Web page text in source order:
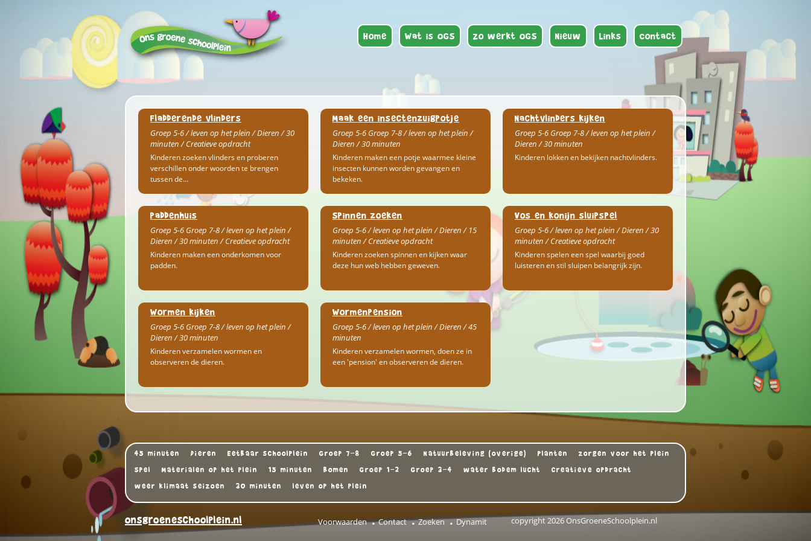
Home Wat is OGS Zo werkt OGS Nieuw Links Contact
Fladderende vlinders
Groep 5-6 / leven op het plein / Dieren / 30
minuten / Creatieve opdracht
Kinderen zoeken vlinders en proberen
verschillen onder woorden te brengen
tussen de…
Maak een insectenzuigpotje
Groep 5-6 Groep 7-8 / leven op het plein /
Dieren / 30 minuten
Kinderen maken een potje waarmee kleine
insecten kunnen worden gevangen en
bekeken.
Nachtvlinders kijken
Groep 5-6 Groep 7-8 / leven op het plein /
Dieren / 30 minuten
Kinderen lokken en bekijken nachtvlinders.
paddenhuis
Groep 5-6 Groep 7-8 / leven op het plein /
Dieren / 30 minuten / Creatieve opdracht
Kinderen maken een onderkomen voor
padden.
Spinnen zoeken
Groep 5-6 / leven op het plein / Dieren / 15
minuten / Creatieve opdracht
Kinderen zoeken spinnen en kijken waar
deze hun web hebben geweven.
Vos en konijn sluipspel
Groep 5-6 / leven op het plein / Dieren / 30
minuten / Creatieve opdracht
Kinderen spelen een spel waarbij goed
luisteren en stil sluipen belangrijk zijn.
Wormen kijken
Groep 5-6 Groep 7-8 / leven op het plein /
Dieren / 30 minuten
Kinderen verzamelen wormen en
observeren de dieren.
Wormenpension
Groep 5-6 / leven op het plein / Dieren / 45
minuten
Kinderen verzamelen wormen, doen ze in
een 'pension' en observeren de dieren.
45 minuten Dieren Eetbaar schoolplein Groep 7-8 Groep 5-6 Natuurbeleving (overige) Planten
zorgen voor het plein
Spel
Materialen op het plein 15 minuten Bomen Groep 1-2 Groep 3-4 water bodem lucht
Creatieve opdracht
weer klimaat seizoen
30 minuten leven op het plein
onsgroeneschoolplein.nl Voorwaarden Contact Zoeken Dynamit copyright 2026 OnsGroeneSchoolplein.nl